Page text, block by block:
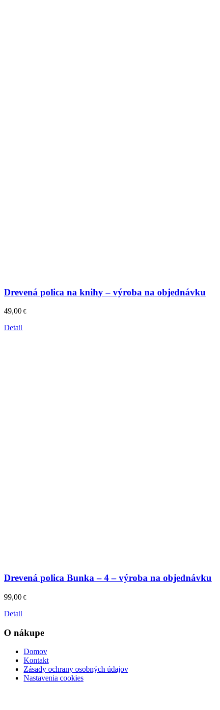
Drevená polica na knihy – výroba na objednávku
49,00 €
Detail
Drevená polica Bunka – 4 – výroba na objednávku
99,00 €
Detail
O nákupe
Domov
Kontakt
Zásady ochrany osobných údajov
Nastavenia cookies